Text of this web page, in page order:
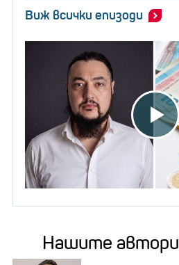
Виж всички епизоди
Нашите автори